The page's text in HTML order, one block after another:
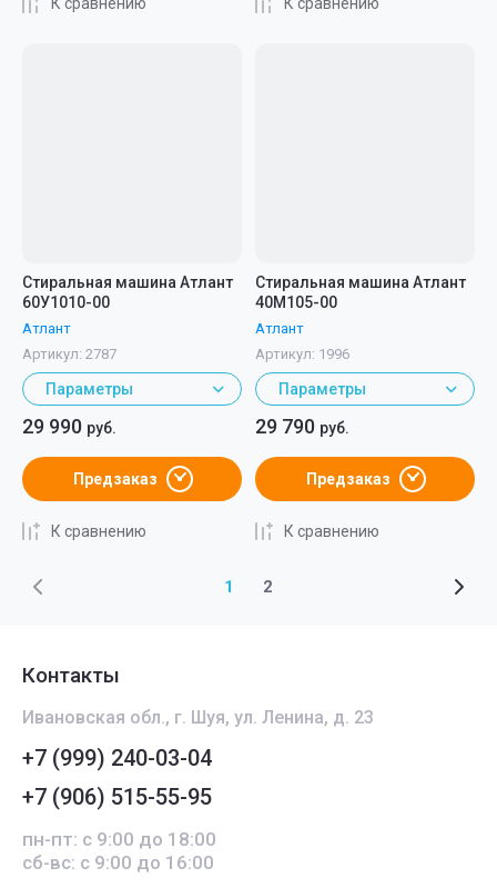
К сравнению К сравнению
Стиральная машина Атлант
60У1010-00
Атлант
Артикул: 2787
Параметры
29 990 руб.
Предзаказ
К сравнению
Стиральная машина Атлант
40М105-00
Атлант
Артикул: 1996
Параметры
29 790 руб.
Предзаказ
К сравнению
1 2
Контакты
Ивановская обл., г. Шуя, ул. Ленина, д. 23
+7 (999) 240-03-04
+7 (906) 515-55-95
пн-пт: с 9:00 до 18:00
сб-вс: с 9:00 до 16:00